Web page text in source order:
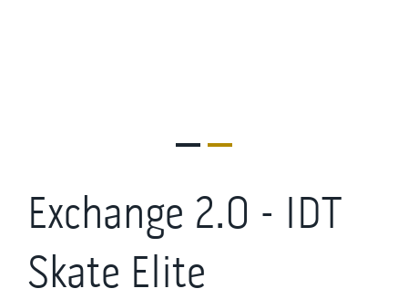
begynnelsen
Exchange 2.0 - IDT
Skate Elite